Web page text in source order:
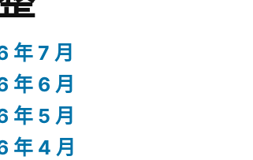
年 7 月
年 6 月
年 5 月
年 4 月